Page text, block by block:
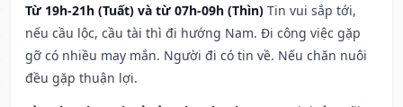
Từ 19h-21h (Tuất) và từ 07h-09h (Thìn) Tin vui sắp tới,
nếu cầu lộc, cầu tài thì đi hướng Nam. Đi công việc gặp
gỡ có nhiều may mắn. Người đi có tin về. Nếu chăn nuôi
đều gặp thuận lợi.